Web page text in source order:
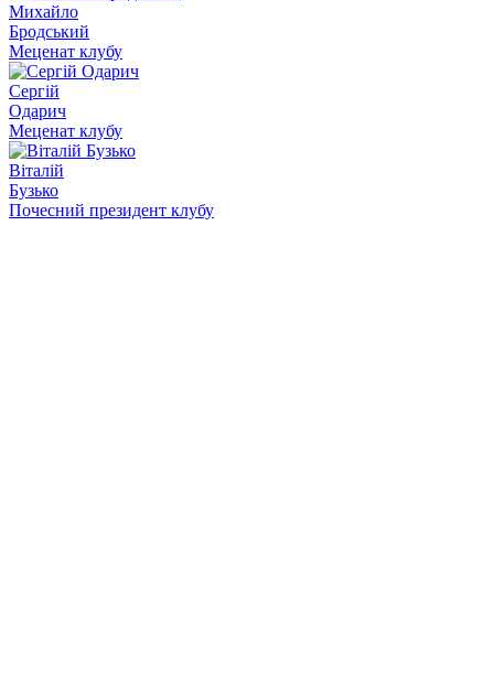
Михайло
Бродський
Меценат клубу
Сергій
Одарич
Меценат клубу
Віталій
Бузько
Почесний президент клубу